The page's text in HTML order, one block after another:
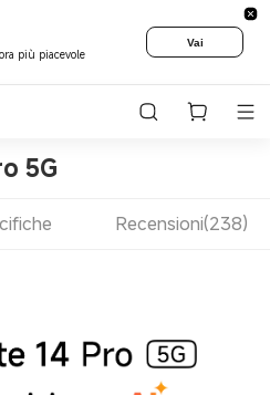
più piacevole
Vai
5G
Recensioni(238)